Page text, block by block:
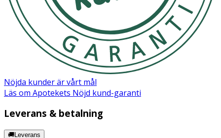
· Borsta i 2 minuter.
· Spotta ut och skölj munnen med vatten.
· Förslut burken noggrant efter användning.
· Produkten är inte avsedd att användas av barn.
Nöjda kunder är vårt mål
Läs om Apotekets Nöjd kund-garanti
Leverans & betalning
🚚Leverans